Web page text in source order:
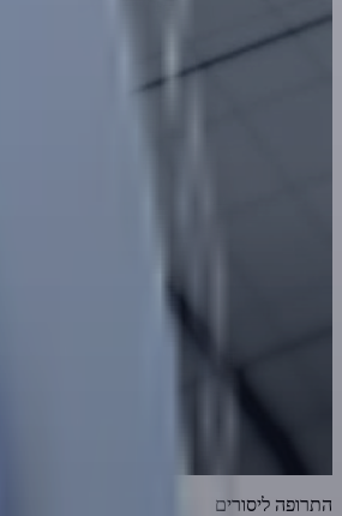
התרופה ליסורים